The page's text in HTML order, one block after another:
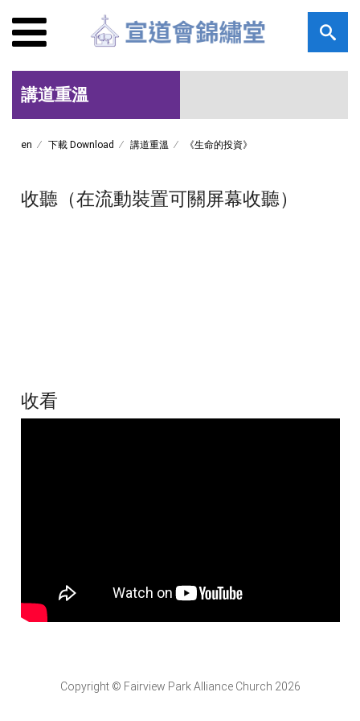
講道重溫
en 下載 Download 講道重溫 《生命的投資》
收聽（在流動裝置可關屏幕收聽）
收看
Copyright © Fairview Park Alliance Church 2026